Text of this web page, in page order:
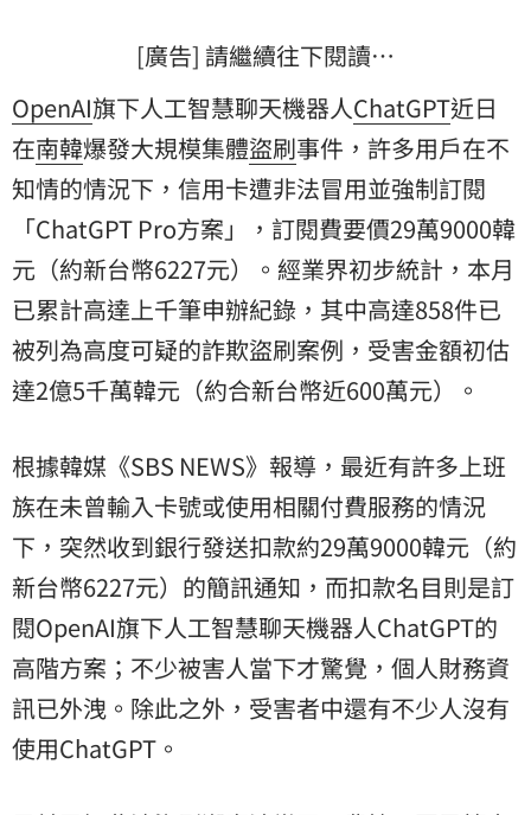
[廣告] 請繼續往下閱讀…
OpenAI旗下人工智慧聊天機器人ChatGPT近日
在南韓爆發大規模集體盜刷事件，許多用戶在不
知情的情況下，信用卡遭非法冒用並強制訂閱
「ChatGPT Pro方案」，訂閱費要價29萬9000韓
元 （約新台幣6227元）。經業界初步統計，本月
已累計高達上千筆申辦紀錄，其中高達858件已
被列為高度可疑的詐欺盜刷案例，受害金額初估
達2億5千萬韓元（約合新台幣近600萬元）。
根據韓媒《SBS NEWS》報導，最近有許多上班
族在未曾輸入卡號或使用相關付費服務的情況
下，突然收到銀行發送扣款約29萬9000韓元（約
新台幣6227元）的簡訊通知，而扣款名目則是訂
閱OpenAI旗下人工智慧聊天機器人ChatGPT的
高階方案；不少被害人當下才驚覺，個人財務資
訊已外洩。除此之外，受害者中還有不少人沒有
使用ChatGPT。